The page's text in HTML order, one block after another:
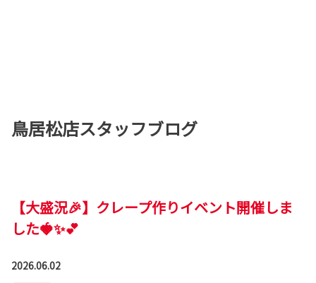
鳥居松店スタッフブログ
【大盛況🎉】クレープ作りイベント開催しま
した🍓✨💕
2026.06.02